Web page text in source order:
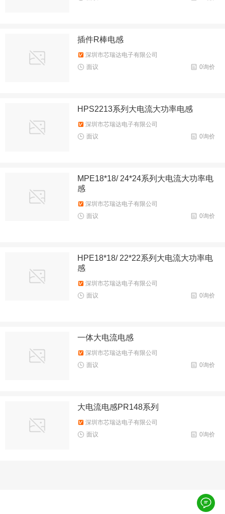
插件R棒电感
深圳市芯瑞达电子有限公司
0询价
面议
HPS2213系列大电流大功率电感
深圳市芯瑞达电子有限公司
0询价
面议
MPE18*18/ 24*24系列大电流大功率电
感
深圳市芯瑞达电子有限公司
0询价
面议
HPE18*18/ 22*22系列大电流大功率电
感
深圳市芯瑞达电子有限公司
0询价
面议
一体大电流电感
深圳市芯瑞达电子有限公司
0询价
面议
大电流电感PR148系列
深圳市芯瑞达电子有限公司
0询价
面议